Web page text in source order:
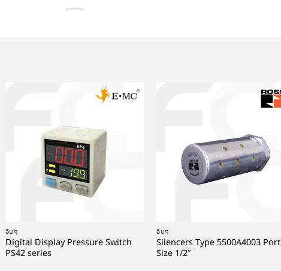
อื่นๆ
Digital Display Pressure Switch
PS42 series
อื่นๆ
Silencers Type 5500A4003 Port
Size 1/2″